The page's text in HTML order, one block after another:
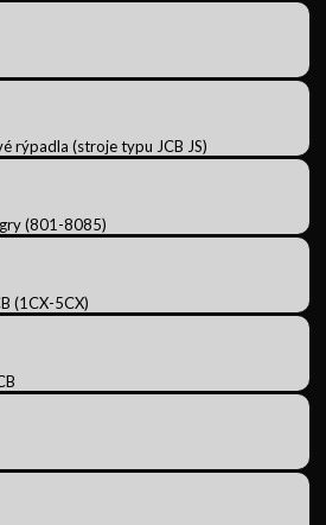
rýpadla (stroje typu JCB JS)
(801-8085)
(1CX-5CX)